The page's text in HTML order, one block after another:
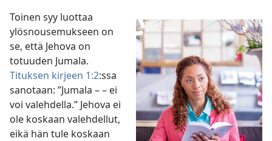
Toinen syy luottaa
ylösnousemukseen on
se, että Jehova on
totuuden Jumala.
Tituksen kirjeen 1:2:ssa
sanotaan: ”Jumala – – ei
voi valehdella.” Jehova ei
ole koskaan valehdellut,
eikä hän tule koskaan